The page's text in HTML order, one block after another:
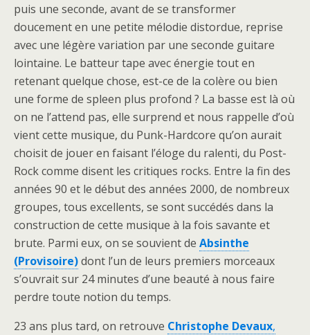
puis une seconde, avant de se transformer
doucement en une petite mélodie distordue, reprise
avec une légère variation par une seconde guitare
lointaine. Le batteur tape avec énergie tout en
retenant quelque chose, est-ce de la colère ou bien
une forme de spleen plus profond ? La basse est là où
on ne l’attend pas, elle surprend et nous rappelle d’où
vient cette musique, du Punk-Hardcore qu’on aurait
choisit de jouer en faisant l’éloge du ralenti, du Post-
Rock comme disent les critiques rocks. Entre la fin des
années 90 et le début des années 2000, de nombreux
groupes, tous excellents, se sont succédés dans la
construction de cette musique à la fois savante et
brute. Parmi eux, on se souvient de Absinthe
(Provisoire)dont l’un de leurs premiers morceaux
s’ouvrait sur 24 minutes d’une beauté à nous faire
perdre toute notion du temps.
23 ans plus tard, on retrouve Christophe Devaux,